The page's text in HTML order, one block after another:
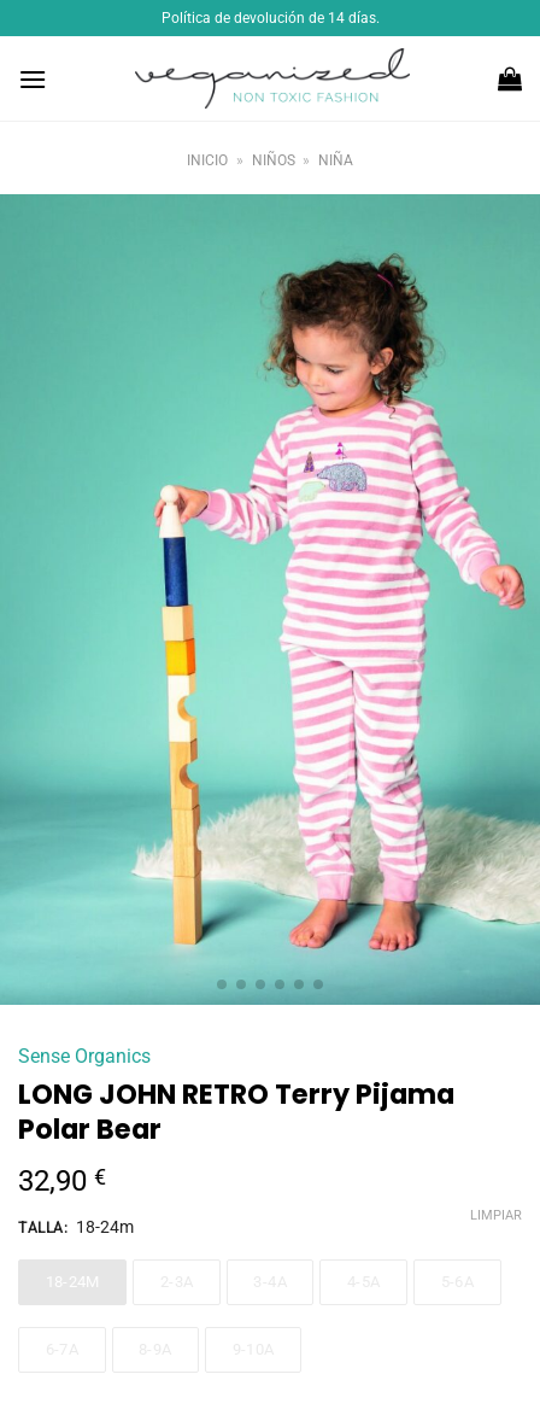
al
contenido
Política de devolución de 14 días.
INICIO » NIÑOS » NIÑA
Sense Organics
LONG JOHN RETRO Terry Pijama
Polar Bear
32,90 €
TALLA: 18-24m
18-24M
LIMPIAR